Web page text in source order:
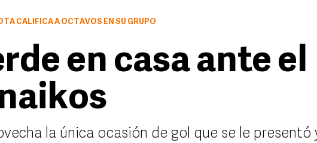
CALIFICA A OCTAVOS EN SU GRUPO
en casa ante el
la única ocasión de gol que se le presentó